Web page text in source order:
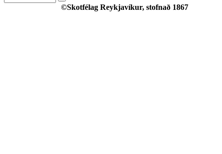
©Skotfélag Reykjavíkur, stofnað 1867